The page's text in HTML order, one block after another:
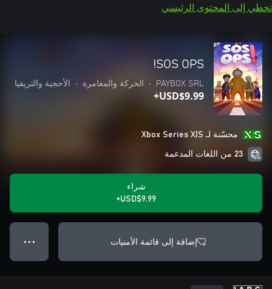
تخطي إلى المحتوى الرئيسي
SOS OPS!
PAYBOX SRL
• الحركة والمغامرة • الأحجية والتريفيا
USD$9.99+
محسّنة لـ Xbox Series X|S
23 من اللغات المدعمة
شراء
USD$9.99+
إضافة إلى قائمة الأمنيات ● ● ●